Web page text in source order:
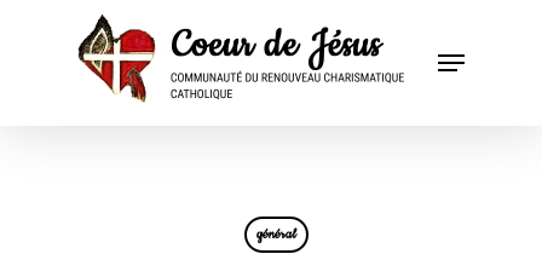
général